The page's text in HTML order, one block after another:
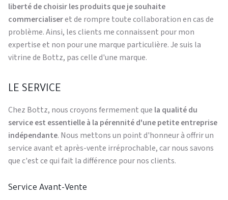
liberté de choisir les produits que je souhaite
commercialiseret de rompre toute collaboration en cas de
problème. Ainsi, les clients me connaissent pour mon
expertise et non pour une marque particulière. Je suis la
vitrine de Bottz, pas celle d'une marque.
LE SERVICE
Chez Bottz, nous croyons fermement que la qualité du
service est essentielle à la pérennité d'une petite entreprise
indépendante. Nous mettons un point d'honneur à offrir un
service avant et après-vente irréprochable, car nous savons
que c'est ce qui fait la différence pour nos clients.
Service Avant-Vente